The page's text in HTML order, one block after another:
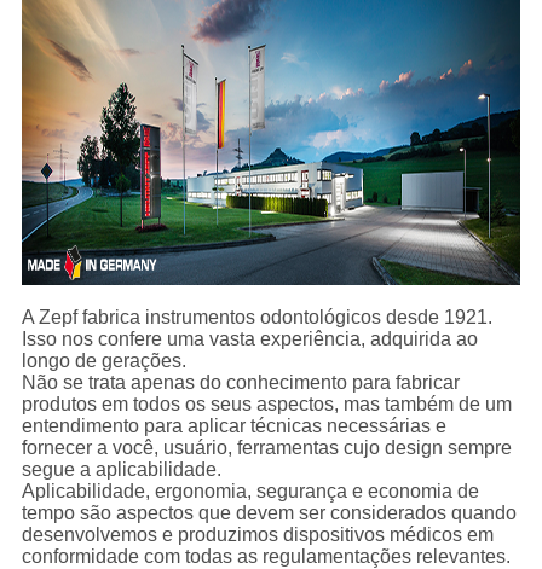
A Zepf fabrica instrumentos odontológicos desde 1921.
Isso nos confere uma vasta experiência, adquirida ao
longo de gerações.
Não se trata apenas do conhecimento para fabricar
produtos em todos os seus aspectos, mas também de um
entendimento para aplicar técnicas necessárias e
fornecer a você, usuário, ferramentas cujo design sempre
segue a aplicabilidade.
Aplicabilidade, ergonomia, segurança e economia de
tempo são aspectos que devem ser considerados quando
desenvolvemos e produzimos dispositivos médicos em
conformidade com todas as regulamentações relevantes.